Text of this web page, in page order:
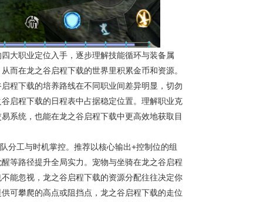
大职业定位入手，逐步理解技能循环与装备属
而在龙之谷启程下载的世界里积累金币和资源。
程下载的培养路线在不同职业间差异明显，切勿
启程下载的日程表中占据稳定位置。理解职业克
系统，也能在龙之谷启程下载中更高效地获取目
分工与时机掌控。推荐以核心输出+控制位的组
等路径提升全局实力。宠物与坐骑在龙之谷启程
能忽视，龙之谷启程下载的资源分配往往决定你
可攀爬的高点或阻挡点，龙之谷启程下载的走位